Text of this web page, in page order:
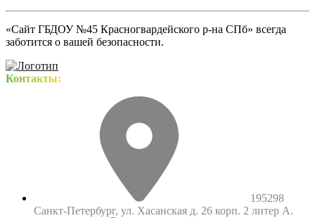
«Сайт ГБДОУ №45 Красногвардейского р-на СПб» всегда
заботится о вашей безопасности.
Контакты:
195298
Санкт-Петербург, ул. Хасанская д. 26 корп. 2 литер А.